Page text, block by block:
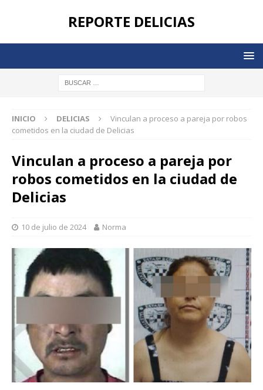
REPORTE DELICIAS
INICIO DELICIAS
Vinculan a proceso a pareja por robos
cometidos en la ciudad de Delicias
Vinculan a proceso a pareja por
robos cometidos en la ciudad de
Delicias
10 de julio de 2024 Norma